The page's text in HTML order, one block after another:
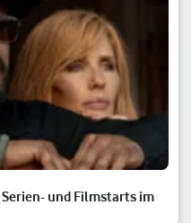
und Filmstarts im